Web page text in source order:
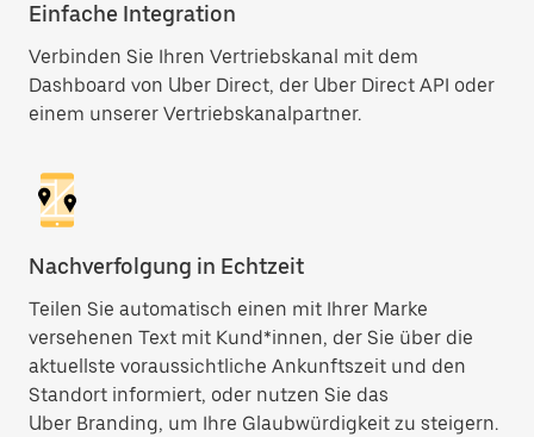
Einfache Integration
Verbinden Sie Ihren Vertriebskanal mit dem
Dashboard von Uber Direct, der Uber Direct API oder
einem unserer Vertriebskanalpartner.
Nachverfolgung in Echtzeit
Teilen Sie automatisch einen mit Ihrer Marke
versehenen Text mit Kund*innen, der Sie über die
aktuellste voraussichtliche Ankunftszeit und den
Standort informiert, oder nutzen Sie das
Uber Branding, um Ihre Glaubwürdigkeit zu steigern.